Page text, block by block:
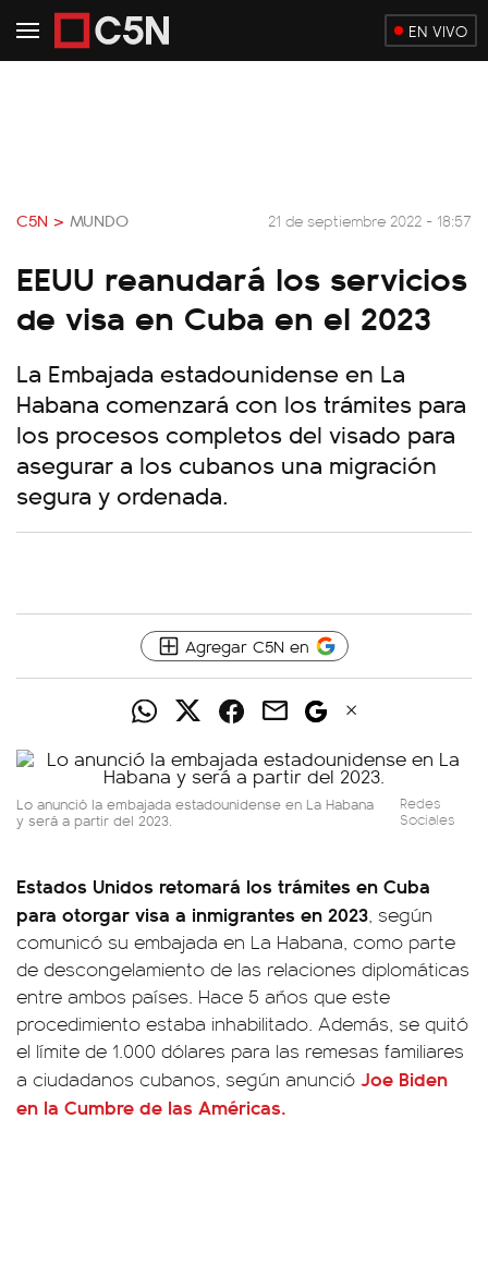
EN VIVO
C5N > MUNDO 21 de septiembre 2022 - 18:57
EEUU reanudará los servicios
de visa en Cuba en el 2023
La Embajada estadounidense en La
Habana comenzará con los trámites para
los procesos completos del visado para
asegurar a los cubanos una migración
segura y ordenada.
Agregar C5N en
Lo anunció la embajada estadounidense en La Habana
y será a partir del 2023.
Redes
Sociales
Estados Unidos retomará los trámites en Cuba
para otorgar visa a inmigrantes en 2023, según
comunicó su embajada en La Habana, como parte
de descongelamiento de las relaciones diplomáticas
entre ambos países. Hace 5 años que este
procedimiento estaba inhabilitado. Además, se quitó
el límite de 1.000 dólares para las remesas familiares
a ciudadanos cubanos, según anunció Joe Biden
en la Cumbre de las Américas.